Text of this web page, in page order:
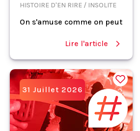
HISTOIRE D'EN RIRE / INSOLITE
On s'amuse comme on peut
Lire l'article
31 Juillet 2026